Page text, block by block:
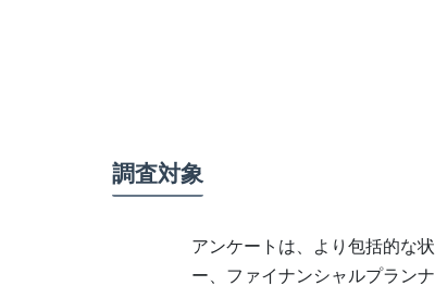
調査対象
アンケートは、より包括的な
ー、ファイナンシャルプラン